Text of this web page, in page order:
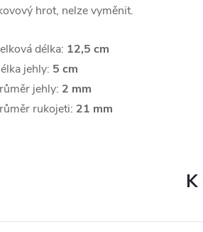
hrot, nelze vyměnit.
délka: 12,5 cm
jehly: 5 cm
jehly: 2 mm
rukojeti: 21 mm